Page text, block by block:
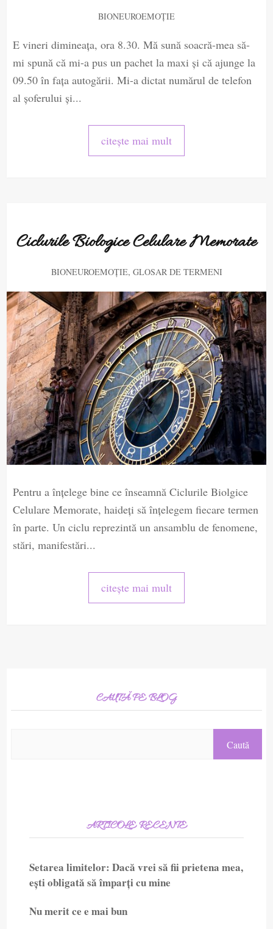
BIONEUROEMOȚIE
E vineri dimineața, ora 8.30. Mă sună soacră-mea să-
mi spună că mi-a pus un pachet la maxi și că ajunge la
09.50 în fața autogării. Mi-a dictat numărul de telefon
al șoferului și...
citește mai mult
Ciclurile Biologice Celulare Memorate
BIONEUROEMOȚIE, GLOSAR DE TERMENI
Pentru a înţelege bine ce înseamnă Ciclurile Biolgice
Celulare Memorate, haideţi să înţelegem fiecare termen
în parte. Un ciclu reprezintă un ansamblu de fenomene,
stări, manifestări...
citește mai mult
CAUTĂ PE BLOG
ARTICOLE RECENTE
Setarea limitelor: Dacă vrei să fii prietena mea,
ești obligată să împarți cu mine
Nu merit ce e mai bun